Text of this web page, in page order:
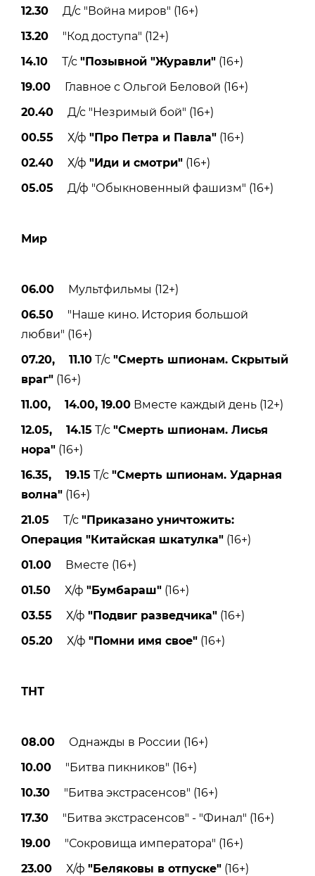
12.30 Д/с "Война миров" (16+)
13.20 "Код доступа" (12+)
14.10 Т/с "Позывной "Журавли" (16+)
19.00 Главное с Ольгой Беловой (16+)
20.40 Д/с "Незримый бой" (16+)
00.55 Х/ф "Про Петра и Павла" (16+)
02.40 Х/ф "Иди и смотри" (16+)
05.05 Д/ф "Обыкновенный фашизм" (16+)
Мир
06.00 Мультфильмы (12+)
06.50 "Наше кино. История большой
любви" (16+)
07.20, 11.10 Т/с "Смерть шпионам. Скрытый
враг" (16+)
11.00, 14.00, 19.00 Вместе каждый день (12+)
12.05, 14.15 Т/с "Смерть шпионам. Лисья
нора" (16+)
16.35, 19.15 Т/с "Смерть шпионам. Ударная
волна" (16+)
21.05 Т/с "Приказано уничтожить:
Операция "Китайская шкатулка" (16+)
01.00 Вместе (16+)
01.50 Х/ф "Бумбараш" (16+)
03.55 Х/ф "Подвиг разведчика" (16+)
05.20 Х/ф "Помни имя свое" (16+)
ТНТ
08.00 Однажды в России (16+)
10.00 "Битва пикников" (16+)
10.30 "Битва экстрасенсов" (16+)
17.30 "Битва экстрасенсов" - "Финал" (16+)
19.00 "Сокровища императора" (16+)
23.00 Х/ф "Беляковы в отпуске" (16+)